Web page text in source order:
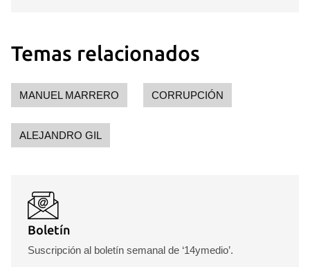
Temas relacionados
MANUEL MARRERO CORRUPCIÓN
ALEJANDRO GIL
Boletín
Suscripción al boletín semanal de ‘14ymedio’.